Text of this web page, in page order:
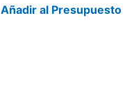
Añadir al Presupuesto